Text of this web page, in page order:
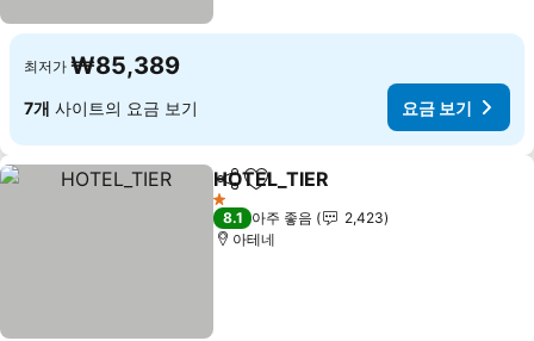
최저가 ₩85,389
7개 사이트의 요금 보기 요금 보기
공유 즐겨찾기에 추가
HOTEL_TIER
1 성급
8.1 아주 좋음
2,423
아테네